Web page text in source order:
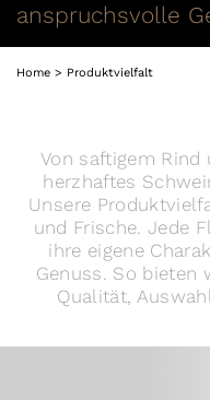
anspruchsvolle
Home Produktvielfalt
Von saftigem
herzhaftes
Unsere
und Frische. Jede
ihre eigene
Genuss. So bieten
Qualität,